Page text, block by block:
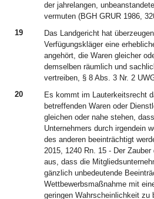
der jahrelangen,
vermuten (BGH GRUR 1986,
19
Das Landgericht hat
Verfügungskläger eine
angehört, die Waren gleicher
demselben räumlich und
vertreiben, § 8 Abs. 3 Nr. 2
20
Es kommt im Lauterkeitsrecht
betreffenden Waren oder
gleichen oder nahe stehen,
Unternehmers durch irgendein
des anderen beeinträchtigt
2015, 1240 Rn. 15 - Der
aus, dass die
gänzlich unbedeutende
Wettbewerbsmaßnahme mit
geringen Wahrscheinlichkeit zu